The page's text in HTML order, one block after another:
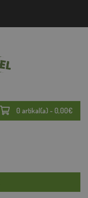
0 artikal(a) - 0,00€